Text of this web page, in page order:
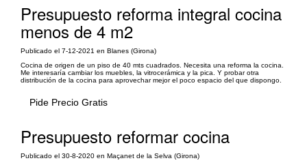
Presupuesto reforma integral cocina
menos de 4 m2
Publicado el 7-12-2021 en Blanes (Girona)
Cocina de origen de un piso de 40 mts cuadrados. Necesita una reforma la cocina.
Me interesaría cambiar los muebles, la vitrocerámica y la pica. Y probar otra
distribución de la cocina para aprovechar mejor el poco espacio del que dispongo.
Pide Precio Gratis
Presupuesto reformar cocina
Publicado el 30-8-2020 en Maçanet de la Selva (Girona)